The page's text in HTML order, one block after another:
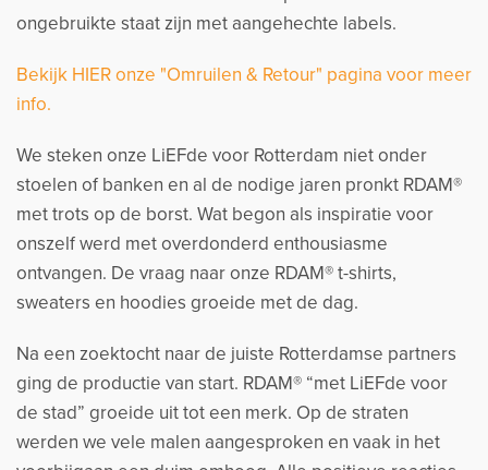
ongebruikte staat zijn met aangehechte labels.
Bekijk HIER onze "Omruilen & Retour" pagina voor meer
info.
We steken onze LiEFde voor Rotterdam niet onder
stoelen of banken en al de nodige jaren pronkt RDAM®
met trots op de borst. Wat begon als inspiratie voor
onszelf werd met overdonderd enthousiasme
ontvangen. De vraag naar onze RDAM® t-shirts,
sweaters en hoodies groeide met de dag.
Na een zoektocht naar de juiste Rotterdamse partners
ging de productie van start. RDAM® “met LiEFde voor
de stad” groeide uit tot een merk. Op de straten
werden we vele malen aangesproken en vaak in het